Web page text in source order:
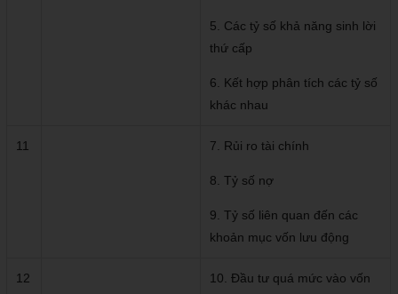
5. Các tỷ số khả năng sinh lời
thứ cấp
6. Kết hợp phân tích các tỷ số
khác nhau
11 7. Rủi ro tài chính
8. Tỷ số nợ
9. Tỷ số liên quan đến các
khoản mục vốn lưu động
12
10. Đầu tư quá mức vào vốn